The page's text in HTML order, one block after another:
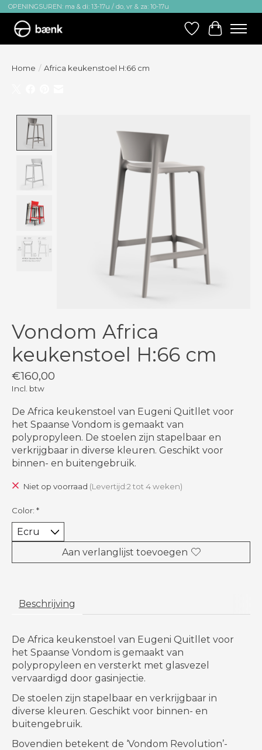
OPENINGSUREN: ma & di: 13-17u / do, vr & za: 10-17u
Verlanglijst
Home / Africa keukenstoel H:66 cm
Vondom Africa
keukenstoel H:66 cm
€160,00
Incl. btw
De Africa keukenstoel van Eugeni Quitllet voor
het Spaanse Vondom is gemaakt van
polypropyleen. De stoelen zijn stapelbaar en
verkrijgbaar in diverse kleuren. Geschikt voor
binnen- en buitengebruik.
Niet op voorraad (Levertijd:2 tot 4 weken)
Color: *
Aan verlanglijst toevoegen
Beschrijving
De Africa keukenstoel van Eugeni Quitllet voor
het Spaanse Vondom is gemaakt van
polypropyleen en versterkt met glasvezel
vervaardigd door gasinjectie.
De stoelen zijn stapelbaar en verkrijgbaar in
diverse kleuren. Geschikt voor binnen- en
buitengebruik.
Bovendien betekent de ‘Vondom Revolution’-